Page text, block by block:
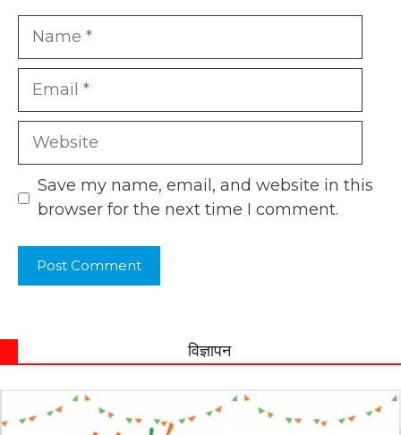
Name
Email
Website
Save my name, email, and website in this
browser for the next time I comment.
विज्ञापन